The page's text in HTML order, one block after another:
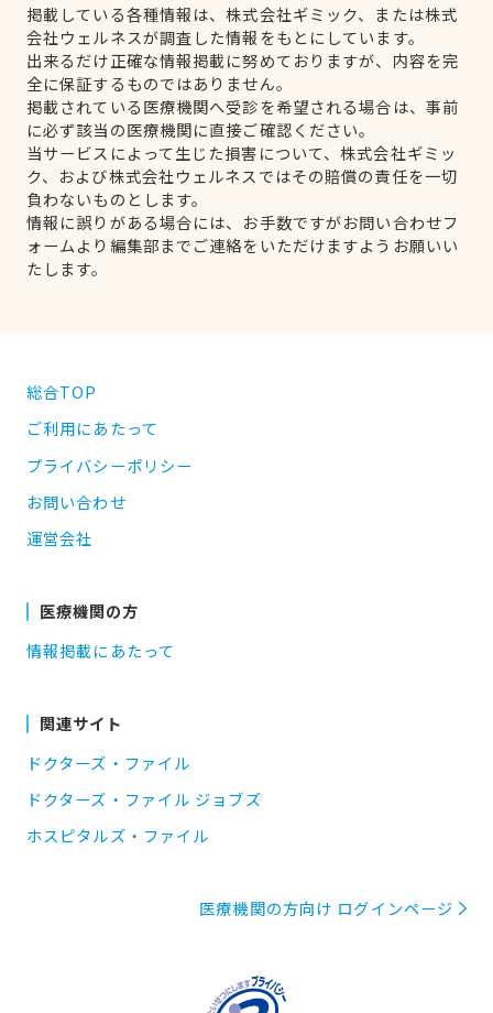
掲載している各種情報は、株式会社ギミック、または株式
会社ウェルネスが調査した情報をもとにしています。
出来るだけ正確な情報掲載に努めておりますが、内容を完
全に保証するものではありません。
掲載されている医療機関へ受診を希望される場合は、事前
に必ず該当の医療機関に直接ご確認ください。
当サービスによって生じた損害について、株式会社ギミッ
ク、および株式会社ウェルネスではその賠償の責任を一切
負わないものとします。
情報に誤りがある場合には、お手数ですがお問い合わせフ
ォームより編集部までご連絡をいただけますようお願いい
たします。
総合TOP
ご利用にあたって
プライバシーポリシー
お問い合わせ
運営会社
医療機関の方
情報掲載にあたって
関連サイト
ドクターズ・ファイル
ドクターズ・ファイル ジョブズ
ホスピタルズ・ファイル
医療機関の方向け ログインページ